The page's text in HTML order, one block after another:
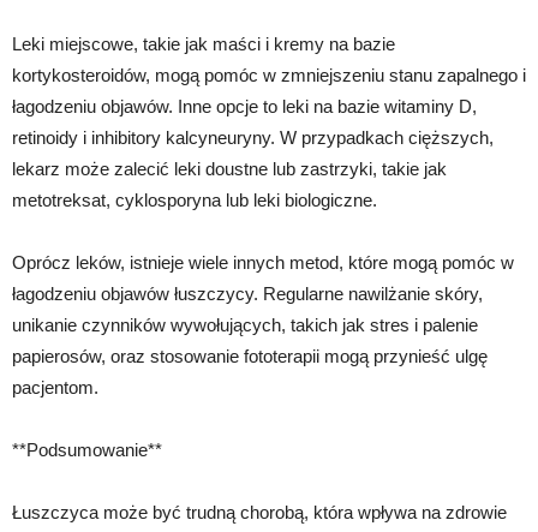
Leki miejscowe, takie jak maści i kremy na bazie
kortykosteroidów, mogą pomóc w zmniejszeniu stanu zapalnego i
łagodzeniu objawów. Inne opcje to leki na bazie witaminy D,
retinoidy i inhibitory kalcyneuryny. W przypadkach cięższych,
lekarz może zalecić leki doustne lub zastrzyki, takie jak
metotreksat, cyklosporyna lub leki biologiczne.
Oprócz leków, istnieje wiele innych metod, które mogą pomóc w
łagodzeniu objawów łuszczycy. Regularne nawilżanie skóry,
unikanie czynników wywołujących, takich jak stres i palenie
papierosów, oraz stosowanie fototerapii mogą przynieść ulgę
pacjentom.
**Podsumowanie**
Łuszczyca może być trudną chorobą, która wpływa na zdrowie